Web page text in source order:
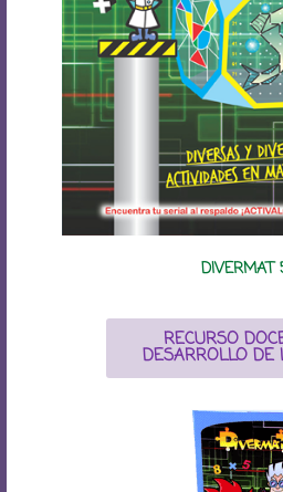
DIVERMAT
RECURSO
DESARROLLO DE